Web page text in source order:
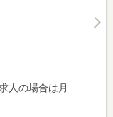
は時間額を表示しています。